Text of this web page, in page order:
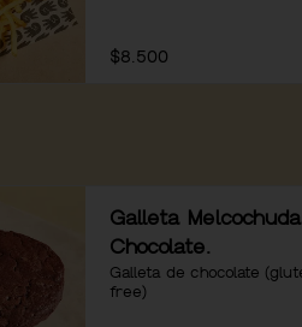
$8.500
Galleta
Chocolate.
Galleta de chocolate
free)